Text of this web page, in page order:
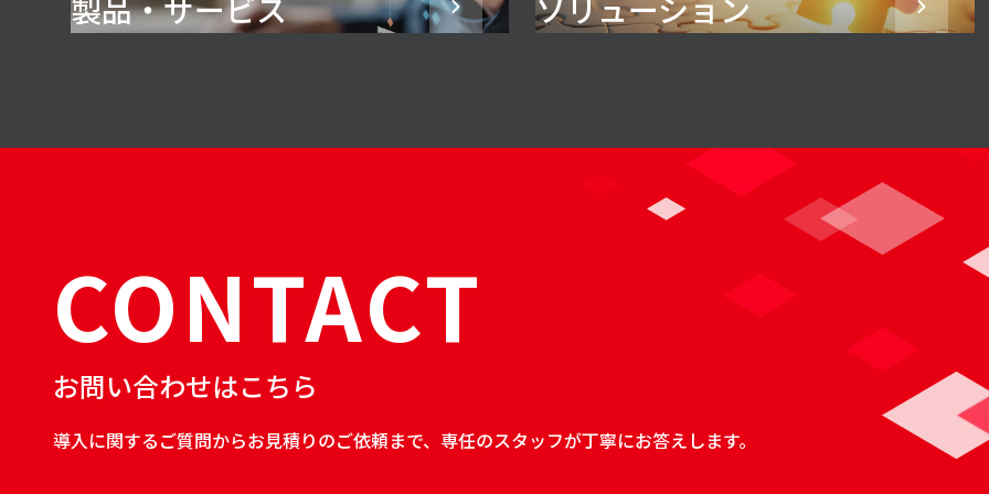
製品・サービス ソリューション
CONTACT
お問い合わせはこちら
導入に関するご質問からお見積りのご依頼まで、専任のスタッフが丁寧にお答えします。